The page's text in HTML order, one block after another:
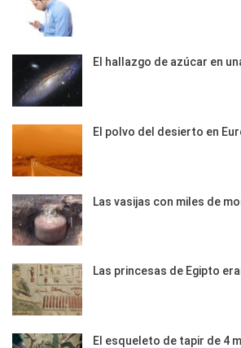
El hallazgo de azúcar en
El polvo del desierto en
Las vasijas con miles de
Las princesas de Egipto
El esqueleto de tapir de 4